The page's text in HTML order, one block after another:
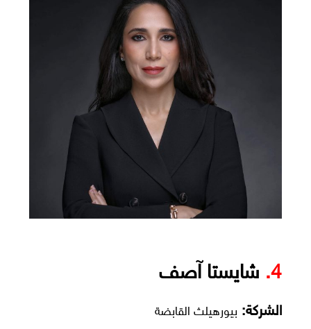
4. شايستا آصف
الشركة: بيورهيلث القابضة